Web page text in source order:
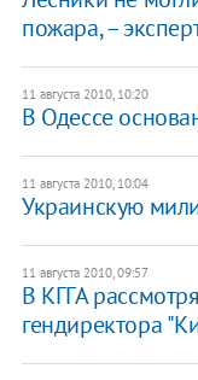
пожара, –
11 августа 2010, 10:20
В Одессе
11 августа 2010, 10:04
Украинскую
11 августа 2010, 09:57
В КГГА
гендиректора